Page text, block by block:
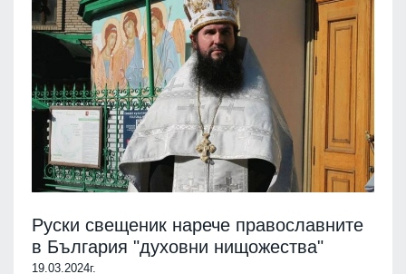
Руски свещеник нарече православните
в България "духовни нищожества"
19.03.2024г.